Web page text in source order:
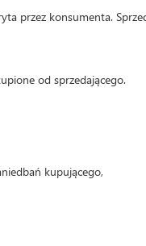
przez konsumenta.
od sprzedającego.
kupującego,